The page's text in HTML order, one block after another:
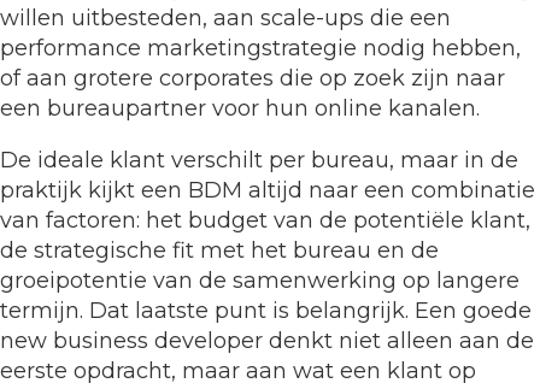
willen uitbesteden, aan scale-ups die een
performance marketingstrategie nodig hebben,
of aan grotere corporates die op zoek zijn naar
een bureaupartner voor hun online kanalen.
De ideale klant verschilt per bureau, maar in de
praktijk kijkt een BDM altijd naar een combinatie
van factoren: het budget van de potentiële klant,
de strategische fit met het bureau en de
groeipotentie van de samenwerking op langere
termijn. Dat laatste punt is belangrijk. Een goede
new business developer denkt niet alleen aan de
eerste opdracht, maar aan wat een klant op